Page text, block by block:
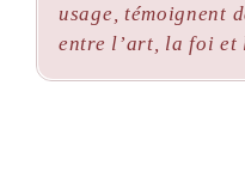
usage, témoignent
entre l’art, la foi et